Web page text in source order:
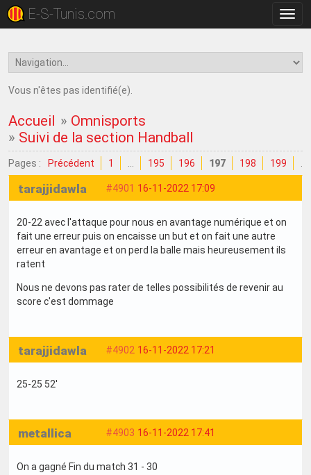
la
E-S-Tunis.com
Vous n'êtes pas identifié(e).
Accueil » Omnisports
» Suivi de la section Handball
Pages : Précédent 1 195 196 197 198 199
#4901 16-11-2022 17:09
tarajjidawla
20-22 avec l'attaque pour nous en avantage numérique et on
fait une erreur puis on encaisse un but et on fait une autre
erreur en avantage et on perd la balle mais heureusement ils
ratent
Nous ne devons pas rater de telles possibilités de revenir au
score c'est dommage
#4902 16-11-2022 17:21
tarajjidawla
25-25 52'
#4903 16-11-2022 17:41
metallica
On a gagné Fin du match 31 - 30